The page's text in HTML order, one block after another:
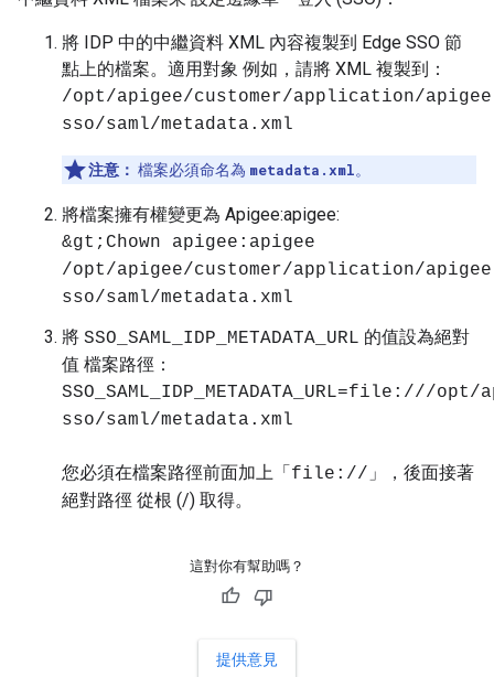
將 IDP 中的中繼資料 XML 內容複製到 Edge SSO 節
點上的檔案。適用對象 例如，請將 XML 複製到：
/opt/apigee/customer/application/
sso/saml/metadata.xml
注意： 檔案必須命名為 metadata.xml。
將檔案擁有權變更為 Apigee:apigee:
&gt;Chown apigee:apigee
/opt/apigee/customer/application/
sso/saml/metadata.xml
將 SSO_SAML_IDP_METADATA_URL 的值設為絕對
值 檔案路徑：
SSO_SAML_IDP_METADATA_URL=file:///
sso/saml/metadata.xml
您必須在檔案路徑前面加上「file:// 」，後面接著
絕對路徑 從根 (/) 取得。
這對你有幫助嗎？
提供意見